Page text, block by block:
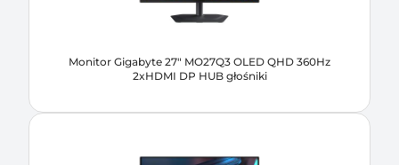
Monitor Gigabyte 27" MO27Q3 OLED QHD 360Hz
2xHDMI DP HUB głośniki